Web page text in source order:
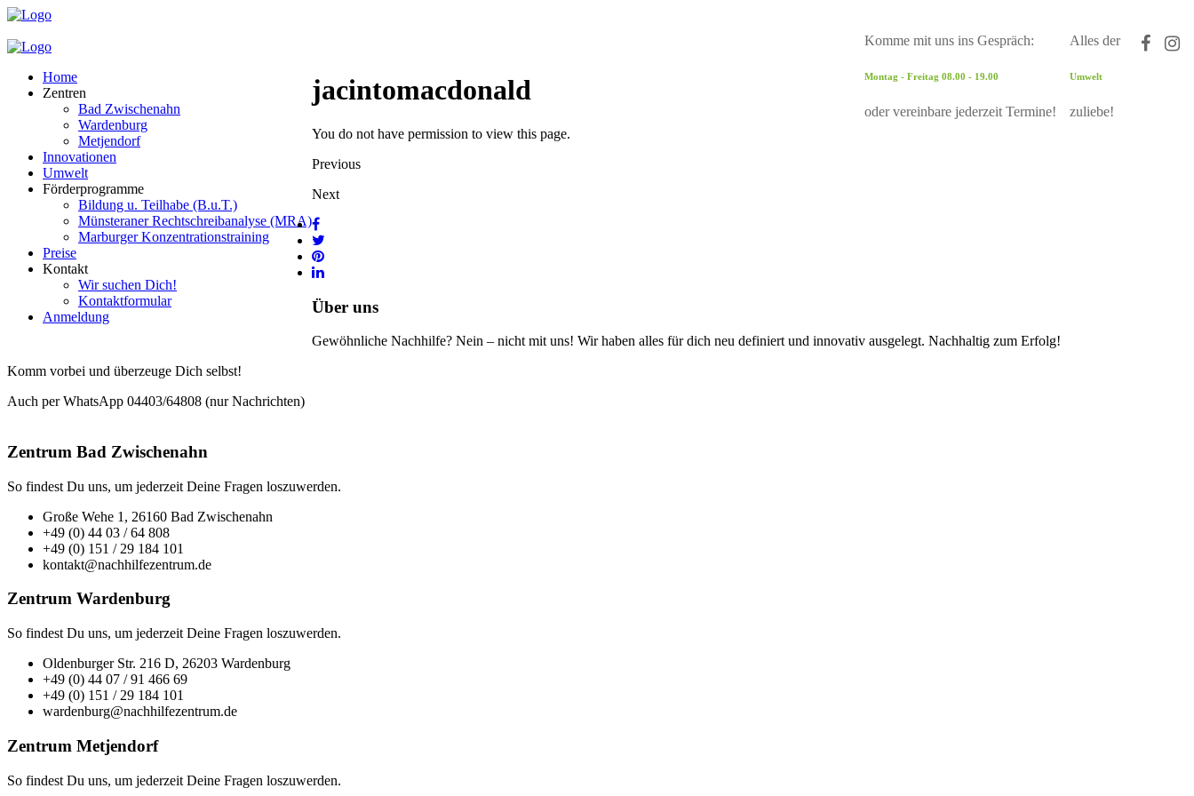
Alles der
Umwelt
zuliebe!
Komme mit uns ins Gespräch:
Montag - Freitag 08.00 - 19.00
oder vereinbare jederzeit Termine!
Home
Zentren
Bad Zwischenahn
Wardenburg
Metjendorf
Innovationen
Umwelt
Förderprogramme
Bildung u. Teilhabe (B.u.T.)
Münsteraner Rechtschreibanalyse (MRA)
Marburger Konzentrationstraining
Preise
Kontakt
Wir suchen Dich!
Kontaktformular
Anmeldung
jacintomacdonald
You do not have permission to view this page.
Previous
Next
Über uns
Gewöhnliche Nachhilfe? Nein – nicht mit uns! Wir haben alles für dich neu definiert und innovativ ausgelegt. Nachhaltig zum Erfolg!
Komm vorbei und überzeuge Dich selbst!
Auch per WhatsApp 04403/64808 (nur Nachrichten)
Zentrum Bad Zwischenahn
So findest Du uns, um jederzeit Deine Fragen loszuwerden.
Große Wehe 1, 26160 Bad Zwischenahn
+49 (0) 44 03 / 64 808
+49 (0) 151 / 29 184 101
kontakt@nachhilfezentrum.de
Zentrum Wardenburg
So findest Du uns, um jederzeit Deine Fragen loszuwerden.
Oldenburger Str. 216 D, 26203 Wardenburg
+49 (0) 44 07 / 91 466 69
+49 (0) 151 / 29 184 101
wardenburg@nachhilfezentrum.de
Zentrum Metjendorf
So findest Du uns, um jederzeit Deine Fragen loszuwerden.